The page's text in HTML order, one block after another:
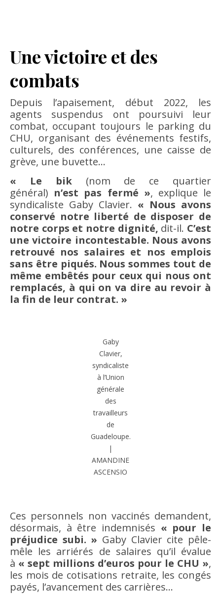
Une victoire et des
combats
Depuis l’apaisement, début 2022, les
agents suspendus ont poursuivi leur
combat, occupant toujours le parking du
CHU, organisant des événements festifs,
culturels, des conférences, une caisse de
grève, une buvette…
« Le bik(nom de ce quartier
général) n’est pas fermé », explique le
syndicaliste Gaby Clavier. « Nous avons
conservé notre liberté de disposer de
notre corps et notre dignité, dit-il. C’est
une victoire incontestable. Nous avons
retrouvé nos salaires et nos emplois
sans être piqués. Nous sommes tout de
même embêtés pour ceux qui nous ont
remplacés, à qui on va dire au revoir à
la fin de leur contrat. »
Gaby
Clavier,
syndicaliste
à l’Union
générale
des
travailleurs
de
Guadeloupe.
|
AMANDINE
ASCENSIO
Ces personnels non vaccinés demandent,
désormais, à être indemnisés « pour le
préjudice subi. » Gaby Clavier cite pêle-
mêle les arriérés de salaires qu’il évalue
à « sept millions d’euros pour le CHU »,
les mois de cotisations retraite, les congés
payés, l’avancement des carrières…